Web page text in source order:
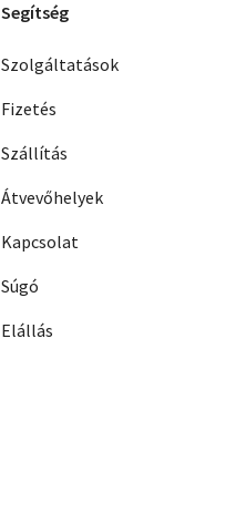
Segítség
Szolgáltatások
Fizetés
Szállítás
Átvevőhelyek
Kapcsolat
Súgó
Elállás